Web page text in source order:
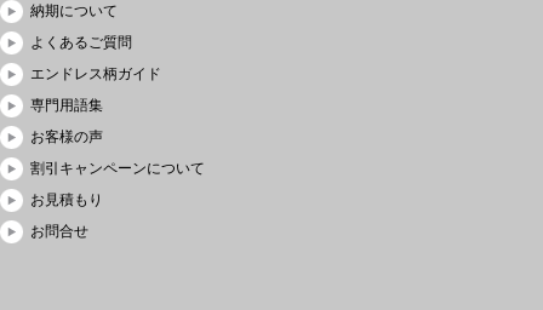
納期について
よくあるご質問
エンドレス柄ガイド
専門用語集
お客様の声
割引キャンペーンについて
お見積もり
お問合せ